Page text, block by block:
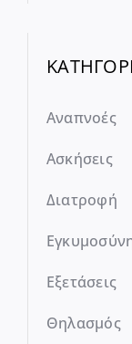
Αναπνοές
Ασκήσεις
Διατροφή
Εξετάσεις
Θηλασμός